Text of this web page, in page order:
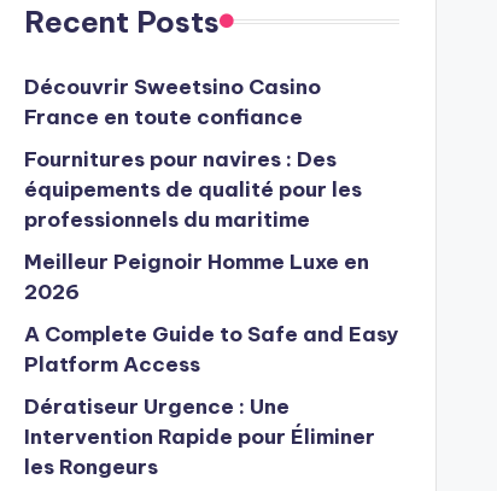
Recent Posts
Découvrir Sweetsino Casino
France en toute confiance
Fournitures pour navires : Des
équipements de qualité pour les
professionnels du maritime
Meilleur Peignoir Homme Luxe en
2026
A Complete Guide to Safe and Easy
Platform Access
Dératiseur Urgence : Une
Intervention Rapide pour Éliminer
les Rongeurs